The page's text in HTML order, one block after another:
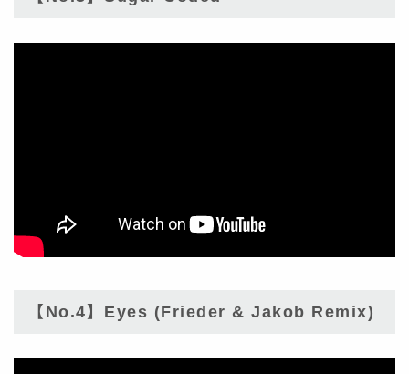
【No.4】Eyes (Frieder & Jakob Remix)